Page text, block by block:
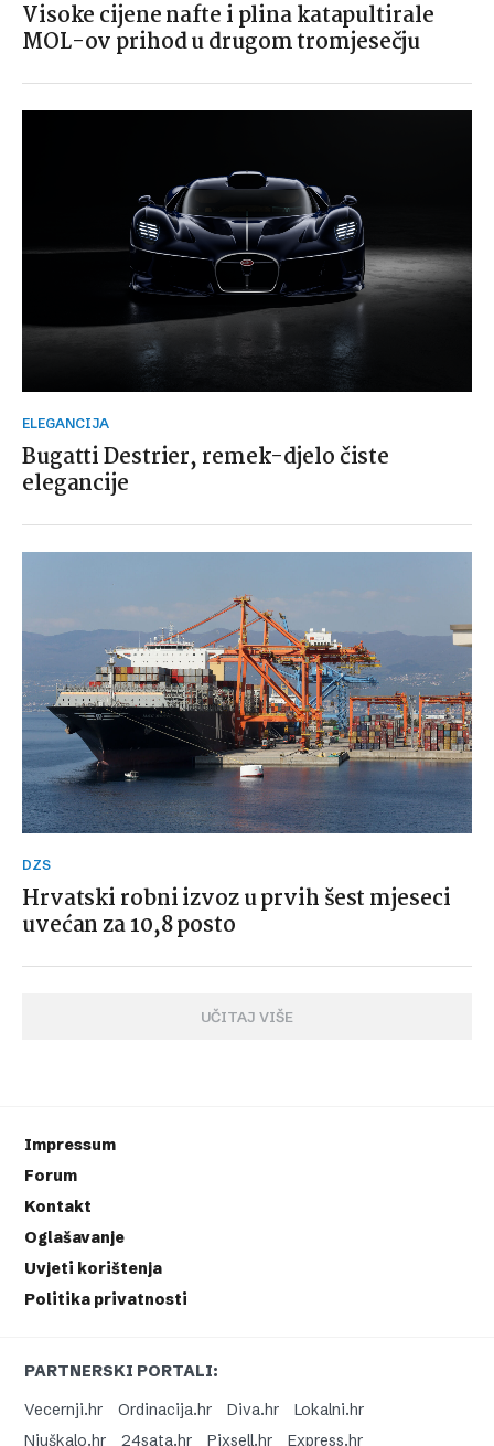
Visoke cijene nafte i plina katapultirale
MOL-ov prihod u drugom tromjesečju
ELEGANCIJA
Bugatti Destrier, remek-djelo čiste
elegancije
DZS
Hrvatski robni izvoz u prvih šest mjeseci
uvećan za 10,8 posto
UČITAJ VIŠE
Impressum
Forum
Kontakt
Oglašavanje
Uvjeti korištenja
Politika privatnosti
PARTNERSKI PORTALI:
Vecernji.hr
Ordinacija.hr Diva.hr
Lokalni.hr
Njuškalo.hr
24sata.hr Pixsell.hr Express.hr